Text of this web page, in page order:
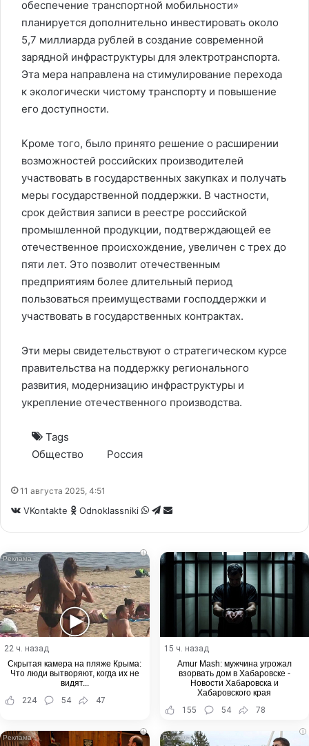
обеспечение транспортной мобильности»
планируется дополнительно инвестировать около
5,7 миллиарда рублей в создание современной
зарядной инфраструктуры для электротранспорта.
Эта мера направлена на стимулирование перехода
к экологически чистому транспорту и повышение
его доступности.
Кроме того, было принято решение о расширении
возможностей российских производителей
участвовать в государственных закупках и получать
меры государственной поддержки. В частности,
срок действия записи в реестре российской
промышленной продукции, подтверждающей ее
отечественное происхождение, увеличен с трех до
пяти лет. Это позволит отечественным
предприятиям более длительный период
пользоваться преимуществами господдержки и
участвовать в государственных контрактах.
Эти меры свидетельствуют о стратегическом курсе
правительства на поддержку регионального
развития, модернизацию инфраструктуры и
укрепление отечественного производства.
Tags
Общество
Россия
11 августа 2025, 4:51
VKontakte Odnoklassniki WhatsApp
Telegram
Share
i
22 ч. назад
Скрытая камера на пляже Крыма:
Что люди вытворяют, когда их не
видят...
224
54 47
15 ч. назад
Amur Mash: мужчина угрожал
взорвать дом в Хабаровске -
Новости Хабаровска и
Хабаровского края
155
54 78
i i